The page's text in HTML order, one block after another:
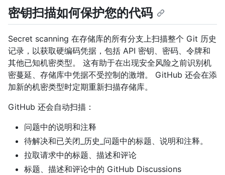
密钥扫描如何保护您的代码
Secret scanning 在存储库的所有分支上扫描整个 Git 历史
记录，以获取硬编码凭据，包括 API 密钥、密码、令牌和
其他已知机密类型。 这有助于在出现安全风险之前识别机
密蔓延、存储库中凭据不受控制的激增。 GitHub 还会在添
加新的机密类型时定期重新扫描存储库。
GitHub 还会自动扫描：
问题中的说明和注释
待解决和已关闭_历史_问题中的标题、说明和注释。
拉取请求中的标题、描述和评论
标题、描述和评论中的 GitHub Discussions